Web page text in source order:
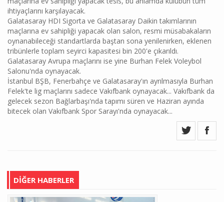
ihtiyaçlarını karşılayacak.
Galatasaray HDI Sigorta ve Galatasaray Daikin takımlarının
maçlarına ev sahipliği yapacak olan salon, resmi müsabakaların
oynanabileceği standartlarda baştan sona yenilenirken, eklenen
tribünlerle toplam seyirci kapasitesi bin 200'e çıkarıldı.
Galatasaray Avrupa maçlarını ise yine Burhan Felek Voleybol
Salonu'nda oynayacak.
İstanbul BŞB, Fenerbahçe ve Galatasaray'ın ayrılmasıyla Burhan
Felek'te lig maçlarını sadece Vakıfbank oynayacak... Vakıfbank da
gelecek sezon Bağlarbaşı'nda tapımı süren ve Haziran ayında
bitecek olan Vakıfbank Spor Sarayı'nda oynayacak...
DİĞER HABERLER